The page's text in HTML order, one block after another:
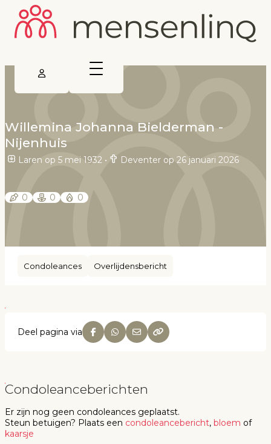
Willemina Johanna Bielderman -
Nijenhuis
Laren op 5 mei 1932 • Deventer op 26 januari 2026
0 0 0
Condoleances Overlijdensbericht
Deel pagina via
Condoleanceberichten
Er zijn nog geen condoleances geplaatst.
Steun betuigen? Plaats een condoleancebericht, bloem of
kaarsje